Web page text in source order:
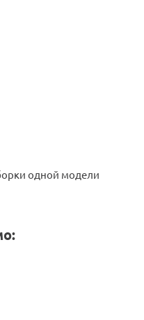
одной модели